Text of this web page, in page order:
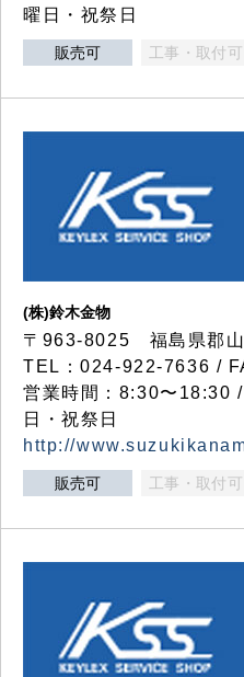
曜日・祝祭日
販売可 工事・取付可
(株)鈴木金物
〒963-8025 福島県郡
TEL：024-922-7636 /
営業時間：8:30〜18:30
日・祝祭日
http://
販売可 工事・取付可